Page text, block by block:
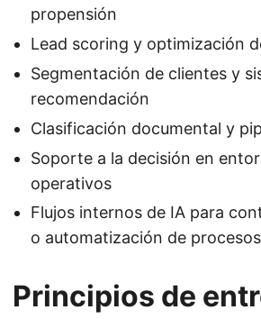
propensión
Lead scoring y optimización
Segmentación de clientes y
recomendación
Clasificación documental y
Soporte a la decisión en
operativos
Flujos internos de IA para
o automatización de procesos
Principios de